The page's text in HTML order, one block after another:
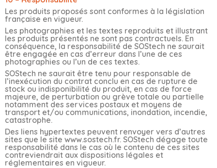
Les produits proposés sont conformes à la législation
française en vigueur.
Les photographies et les textes reproduits et illustrant
les produits présentés ne sont pas contractuels. En
conséquence, la responsabilité de SOStech ne saurait
être engagée en cas d’erreur dans l’une de ces
photographies ou l’un de ces textes.
SOStech ne saurait être tenu pour responsable de
l’inexécution du contrat conclu en cas de rupture de
stock ou indisponibilité du produit, en cas de force
majeure, de perturbation ou grève totale ou partielle
notamment des services postaux et moyens de
transport et/ou communications, inondation, incendie,
catastrophe.
Des liens hypertextes peuvent renvoyer vers d’autres
sites que le site www.sostech.fr. SOStech dégage toute
responsabilité dans le cas où le contenu de ces sites
contreviendrait aux dispositions légales et
réglementaires en vigueur.